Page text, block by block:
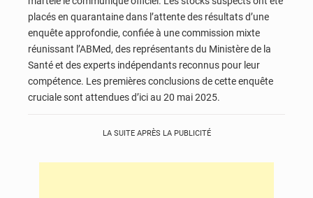
placés en quarantaine dans l’attente des résultats d’une
enquête approfondie, confiée à une commission mixte
réunissant l’ABMed, des représentants du Ministère de la
Santé et des experts indépendants reconnus pour leur
compétence. Les premières conclusions de cette enquête
cruciale sont attendues d’ici au 20 mai 2025.
LA SUITE APRÈS LA PUBLICITÉ